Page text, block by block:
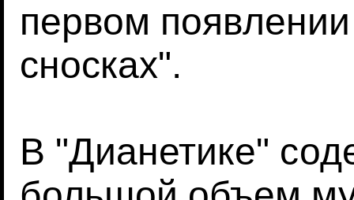
первом
сносках".
В "Дианетике"